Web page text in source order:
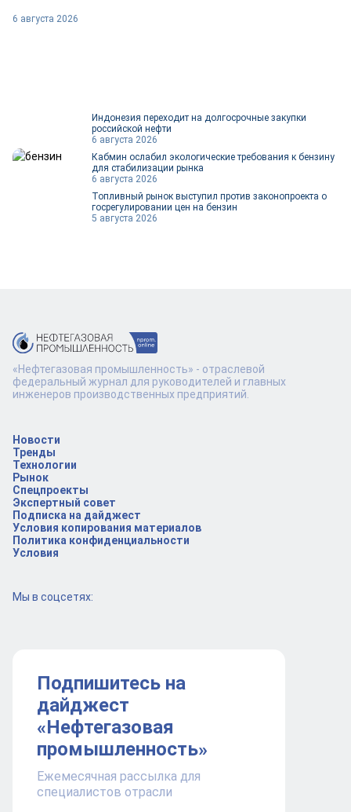
6 августа 2026
Индонезия переходит на долгосрочные закупки
российской нефти
6 августа 2026
Кабмин ослабил экологические требования к бензину
для стабилизации рынка
6 августа 2026
Топливный рынок выступил против законопроекта о
госрегулировании цен на бензин
5 августа 2026
Новости
Тренды
Технологии
Рынок
Спецпроекты
Экспертный совет
Подписка на дайджест
Условия копирования материалов
Политика конфиденциальности
Условия
Мы в соцсетях:
Подпишитесь на
дайджест
«Нефтегазовая
промышленность»
Ежемесячная рассылка для
специалистов отрасли
«Нефтегазовая промышленность» - отраслевой
федеральный журнал для руководителей и главных
инженеров производственных предприятий.